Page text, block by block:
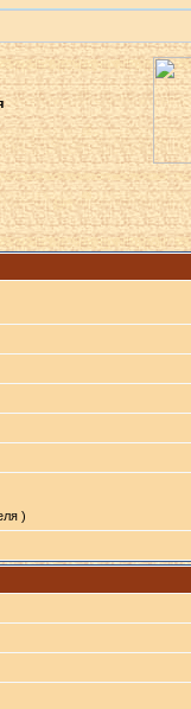
)